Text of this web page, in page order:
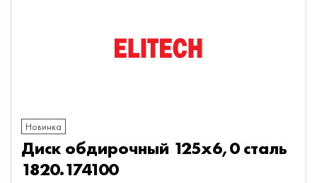
Новинка
Диск обдирочный 125х6,0 сталь
1820.174100